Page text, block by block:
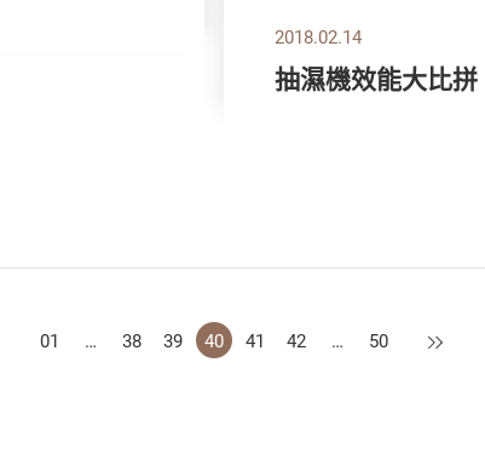
2018.02.14
抽濕機效能大比拼
上一頁
01 … 38 39 40 41 42 … 50 下一頁